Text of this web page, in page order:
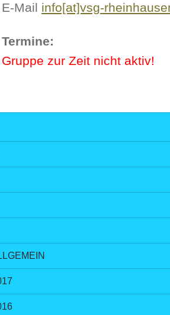
E-Mail info[at]vsg-
Termine:
Gruppe zur Zeit nicht aktiv!